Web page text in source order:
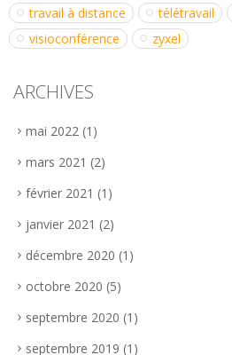
travail à distance
télétravail
visioconférence
zyxel
ARCHIVES
mai 2022 (1)
mars 2021 (2)
février 2021 (1)
janvier 2021 (2)
décembre 2020 (1)
octobre 2020 (5)
septembre 2020 (1)
septembre 2019 (1)